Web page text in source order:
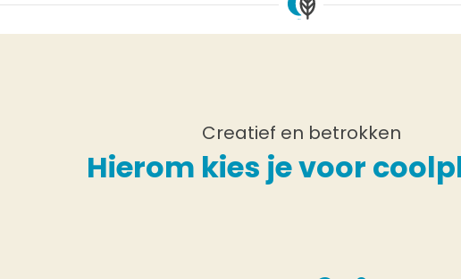
Creatief en betrokken
Hierom kies je voor